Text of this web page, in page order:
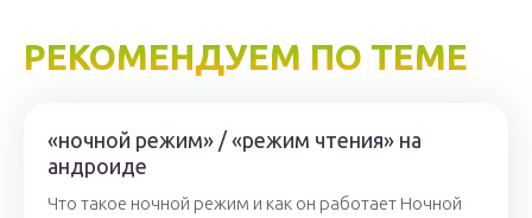
РЕКОМЕНДУЕМ ПО ТЕМЕ
«ночной режим» / «режим чтения» на
андроиде
Что такое ночной режим и как он работает Ночной